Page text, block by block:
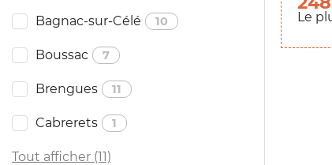
Bagnac-sur-Célé 10
Boussac 7
Brengues 11
Cabrerets 1
Tout afficher (11)
Le